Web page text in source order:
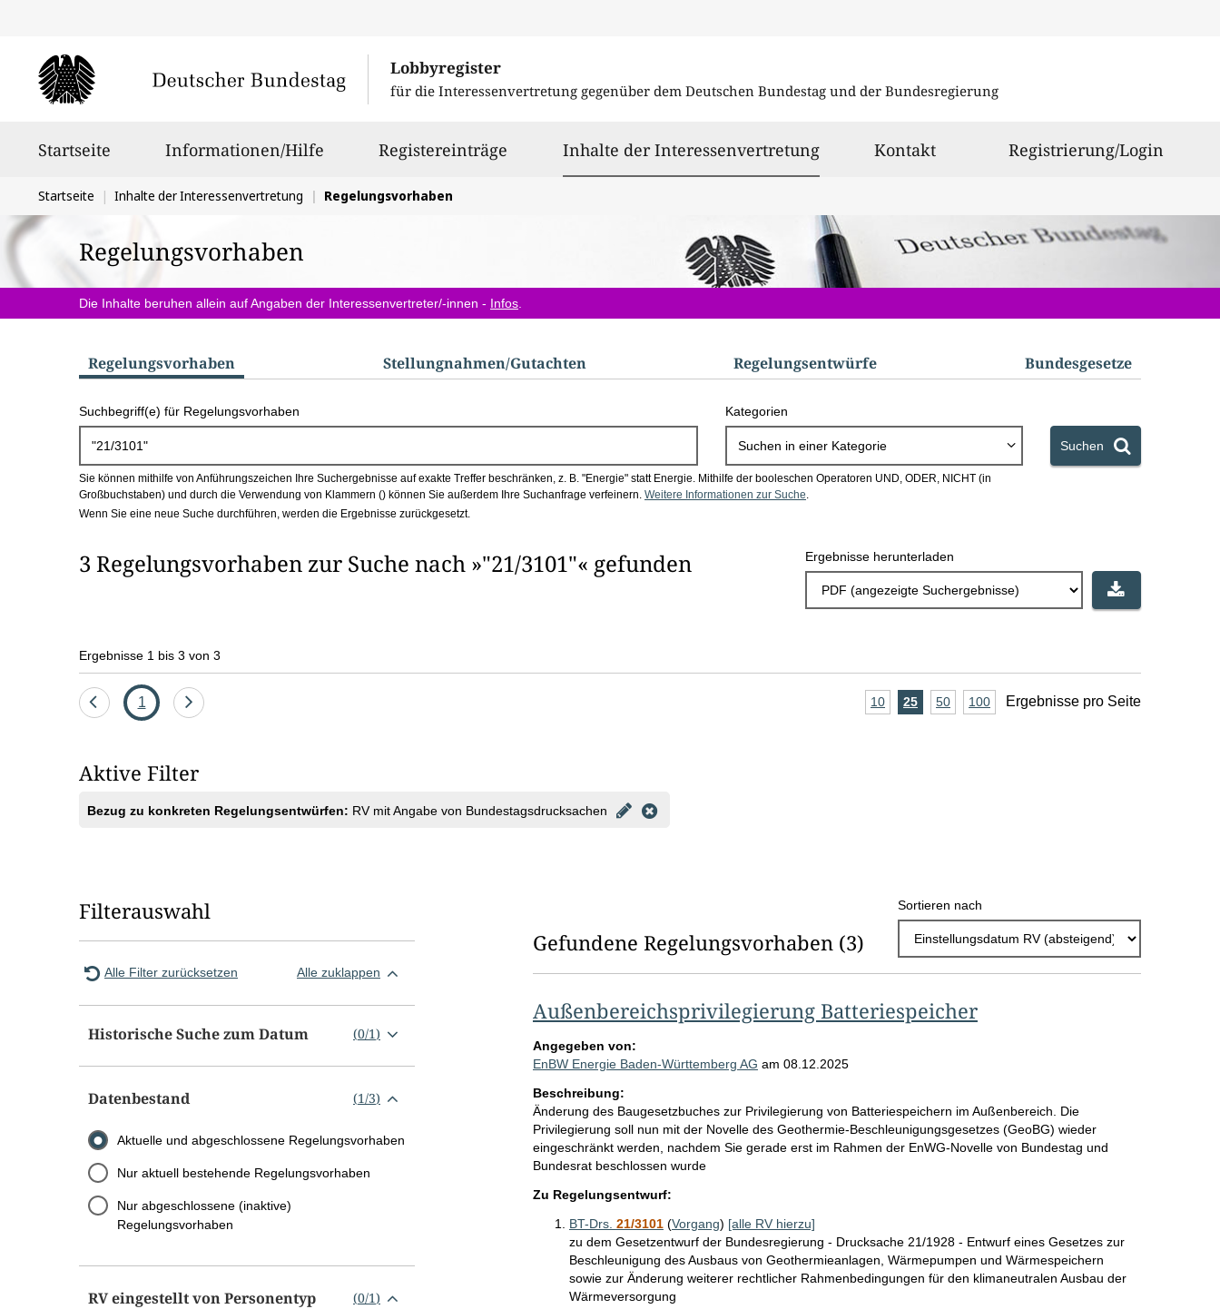
Lobbyregister
für die Interessenvertretung gegenüber dem Deutschen Bundestag und der Bundesregierung
Startseite Informationen/Hilfe Registereinträge Inhalte der Interessenvertretungausgewählt
Kontakt Registrierung/Login
Sie
befinden
sich
hier:
Startseite Inhalte der Interessenvertretung Regelungsvorhaben
Regelungsvorhaben
Die Inhalte beruhen allein auf Angaben der Interessenvertreter/-innen - Infos
S
u
c
h
b
x
Regelungs­vorhaben Stellungnahmen/​Gutachten Regelungs­entwürfe Bundes­gesetze
Suchbegriff(e) für Regelungsvorhaben Kategorien
Suchen in einer Kategorie Suchen
Sie können mithilfe von Anführungszeichen Ihre Suchergebnisse auf exakte Treffer beschränken, z. B. "Energie" statt Energie. Mithilfe der booleschen Operatoren UND, ODER, NICHT (in
Großbuchstaben) und durch die Verwendung von Klammern () können Sie außerdem Ihre Suchanfrage verfeinern. Weitere Informationen zur Suche.
Wenn Sie eine neue Suche durchführen, werden die Ergebnisse zurückgesetzt.
3 Regelungsvorhaben zur Suche nach »"21/3101"« gefunden Ergebnisse herunterladen
Ergebnisse 1 bis 3 von 3
Eine
Seite
1
Eine
A
e
b
s
e
o
S
10Ergebnisse
25Ergebnisse
50Ergebnisse
100Ergebnisse
Ergebnisse pro Seite
Aktive Filter
Bezug zu konkreten Regelungsentwürfen: RV mit Angabe von Bundestagsdrucksachen
Filterauswahl
Alle Filter zurücksetzen Alle zuklappen
Historische Suche zum Datum (0/1)
Datenbestand (1/3)
Aktuelle und abgeschlossene Regelungsvorhaben
Nur aktuell bestehende Regelungsvorhaben
Nur abgeschlossene (inaktive)
Regelungsvorhaben
RV eingestellt von Personentyp (0/1)
Gefundene Regelungsvorhaben (3)
Sortieren nach
Außenbereichsprivilegierung Batteriespeicher
Angegeben von:
EnBW Energie Baden-Württemberg AG am 08.12.2025
Beschreibung:
Änderung des Baugesetzbuches zur Privilegierung von Batteriespeichern im Außenbereich. Die
Privilegierung soll nun mit der Novelle des Geothermie-Beschleunigungsgesetzes (GeoBG) wieder
eingeschränkt werden, nachdem Sie gerade erst im Rahmen der EnWG-Novelle von Bundestag und
Bundesrat beschlossen wurde
Zu Regelungsentwurf:
BT-Drs. 21/3101(Vorgang) [alle RV hierzu]
zu dem Gesetzentwurf der Bundesregierung - Drucksache 21/1928 - Entwurf eines Gesetzes zur
Beschleunigung des Ausbaus von Geothermieanlagen, Wärmepumpen und Wärmespeichern
sowie zur Änderung weiterer rechtlicher Rahmenbedingungen für den klimaneutralen Ausbau der
Wärmeversorgung